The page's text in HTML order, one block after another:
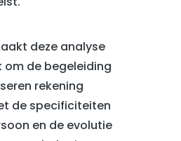
deze analyse
om de begeleiding
rekening
de specificiteiten
en de evolutie